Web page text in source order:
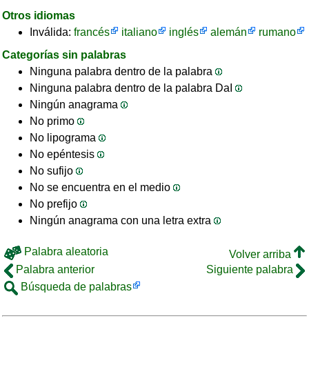
Otros idiomas
Inválida: francés italiano inglés alemán
rumano
Categorías sin palabras
Ninguna palabra dentro de la palabra
Ninguna palabra dentro de la palabra DaI
Ningún anagrama
No primo
No lipograma
No epéntesis
No sufijo
No se encuentra en el medio
No prefijo
Ningún anagrama con una letra extra
Palabra aleatoria
Volver arriba
Palabra anterior
Siguiente palabra
Búsqueda de palabras